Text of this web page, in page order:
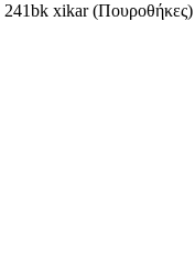
241bk xikar (Πουροθήκες)